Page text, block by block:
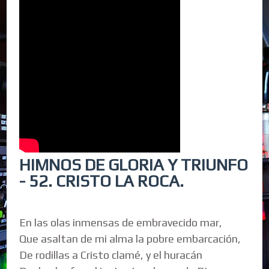
HIMNOS DE GLORIA Y TRIUNFO
- 52. CRISTO LA ROCA.
En las olas inmensas de embravecido mar,
Que asaltan de mi alma la pobre embarcación,
De rodillas a Cristo clamé, y el huracán